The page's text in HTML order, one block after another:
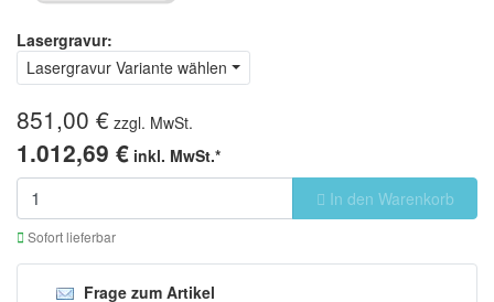
Lasergravur:
Lasergravur Variante wählen
851,00 € zzgl. MwSt.
1.012,69 € inkl. MwSt.*
In den Warenkorb
Sofort lieferbar
Frage zum Artikel